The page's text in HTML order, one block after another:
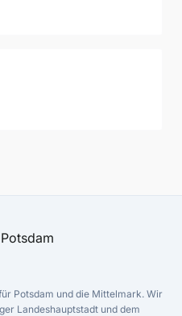
Potsdam und die Mittelmark. Wir
Landeshauptstadt und dem